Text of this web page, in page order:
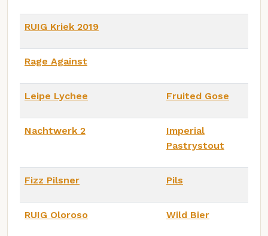
RUIG Kriek 2019
Rage Against
Leipe Lychee Fruited Gose
Nachtwerk 2
Imperial
Pastrystout
Fizz Pilsner Pils
RUIG Oloroso Wild Bier